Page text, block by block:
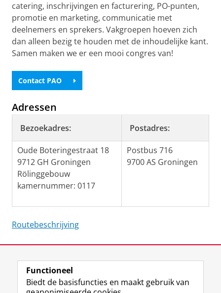
catering, inschrijvingen en facturering, PO-punten,
promotie en marketing, communicatie met
deelnemers en sprekers. Vakgroepen hoeven zich
dan alleen bezig te houden met de inhoudelijke kant.
Samen maken we er een mooi congres van!
Contact PAO
Adressen
Bezoekadres: Postadres:
Oude Boteringestraat 18
9712 GH Groningen
Rölinggebouw
kamernummer: 0117
Postbus 716
9700 AS Groningen
Routebeschrijving
View this page in:English
Functioneel
Biedt de basisfuncties en maakt gebruik van